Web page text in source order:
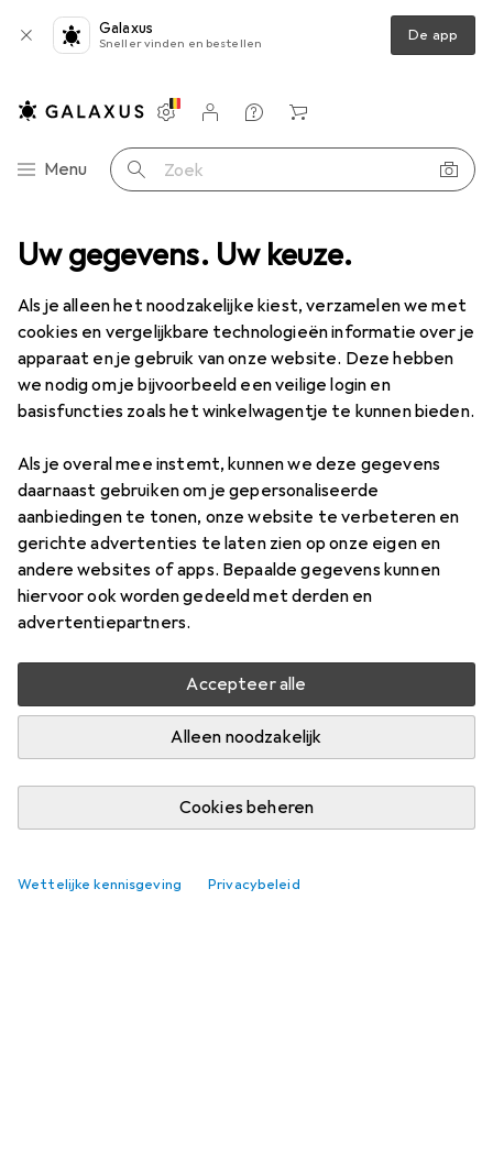
Uw gegevens. Uw keuze.
Als je alleen het noodzakelijke kiest, verzamelen we met
cookies en vergelijkbare technologieën informatie over je
apparaat en je gebruik van onze website. Deze hebben
we nodig om je bijvoorbeeld een veilige login en
basisfuncties zoals het winkelwagentje te kunnen bieden.
Als je overal mee instemt, kunnen we deze gegevens
daarnaast gebruiken om je gepersonaliseerde
aanbiedingen te tonen, onze website te verbeteren en
gerichte advertenties te laten zien op onze eigen en
andere websites of apps. Bepaalde gegevens kunnen
hiervoor ook worden gedeeld met derden en
advertentiepartners.
Accepteer alle
Alleen noodzakelijk
Cookies beheren
Wettelijke kennisgeving Privacybeleid
Galaxus
Sneller vinden en bestellen De app
Categorie navigatie
Menu Zoek op
Instellingen
Klantenaccount
Produktvergelijking
Verlanglijstje
Winkelmandje
Schoolbenodigdheden Accessoires schoolbenodigdheden
Accessoires
schoolbenodigdheden
OntdekForum
Bestseller